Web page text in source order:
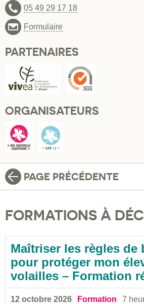
05 49 29 17 18
Formulaire
PARTENAIRES
ORGANISATEURS
PAGE PRÉCÉDENTE
FORMATIONS À
Maîtriser les règles de
pour protéger mon
volailles – Formation
12 octobre 2026 Formation 7